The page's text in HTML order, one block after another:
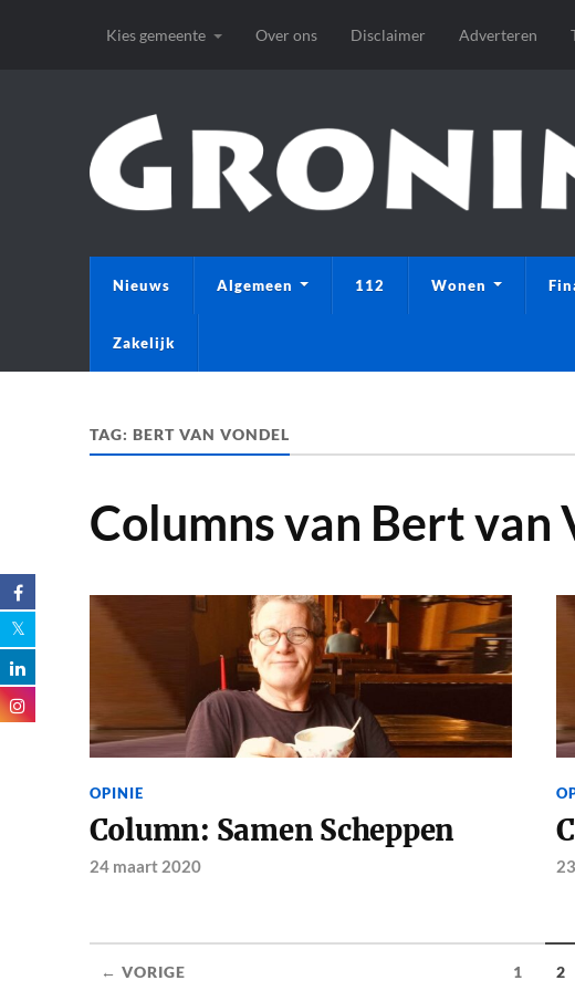
Kies gemeente Over ons Disclaimer Adverteren
Nieuws Algemeen 112 Wonen
Zakelijk
TAG: BERT VAN VONDEL
Columns van Bert van
OPINIE
Column: Samen Scheppen
24 maart 2020
← VORIGE 1 2